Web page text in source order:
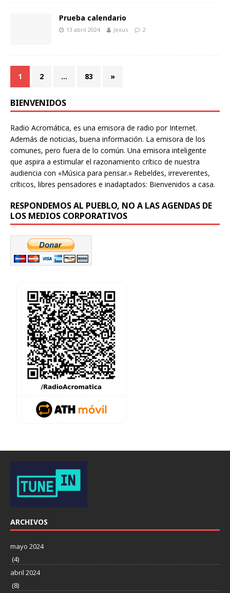
Prueba calendario
13 abril 2024 Jexus 2
1 2 … 83 »
BIENVENIDOS
Radio Acromática, es una emisora de radio por Internet.
Además de noticias, buena información. La emisora de los
comunes, pero fuera de lo común. Una emisora inteligente
que aspira a estimular el razonamiento crítico de nuestra
audiencia con «Música para pensar.» Rebeldes, irreverentes,
críticos, libres pensadores e inadaptados: Bienvenidos a casa.
RESPONDEMOS AL PUEBLO, NO A LAS AGENDAS DE
LOS MEDIOS CORPORATIVOS
ARCHIVOS
mayo 2024
(4)
abril 2024
(8)